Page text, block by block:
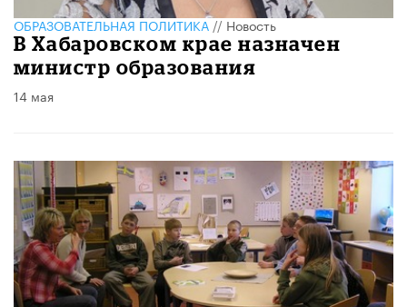
ОБРАЗОВАТЕЛЬНАЯ ПОЛИТИКА//Новость
В Хабаровском крае назначен
министр образования
14 мая